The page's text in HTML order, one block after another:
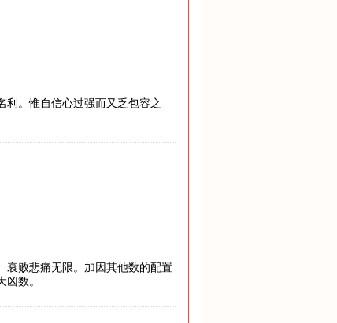
利。惟自信心过强而又乏包容之
衰败悲痛无限。加因其他数的配置
数。